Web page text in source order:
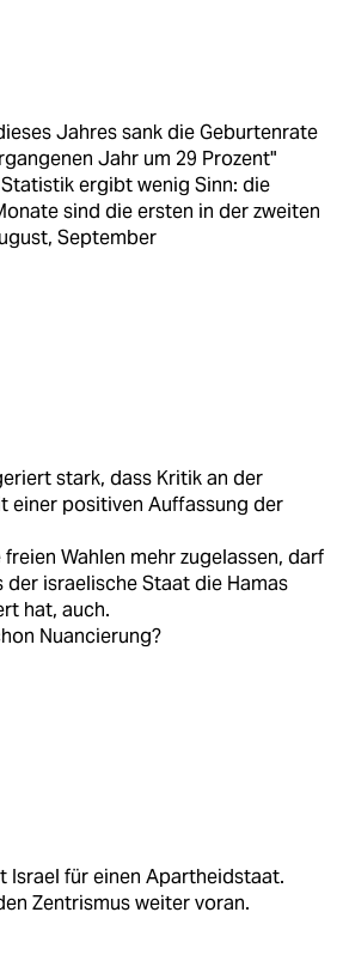
Jahres sank die Geburtenrate
Jahr um 29 Prozent"
ergibt wenig Sinn: die
sind die ersten in der zweiten
September
stark, dass Kritik an der
einer positiven Auffassung der
Wahlen mehr zugelassen, darf
der israelische Staat die Hamas
hat, auch.
Nuancierung?
Israel für einen Apartheidstaat.
Zentrismus weiter voran.